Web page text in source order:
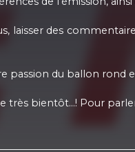
laisser des
passion du ballon rond
très bientôt…! Pour